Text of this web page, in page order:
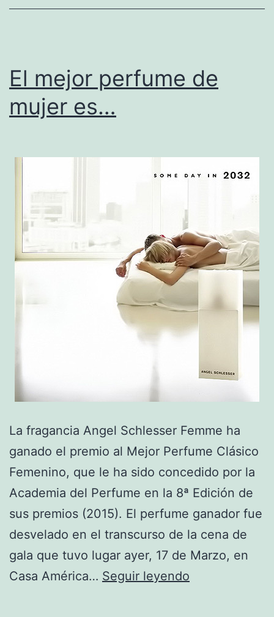
a
las
El mejor perfume de
mujer es…
La fragancia Angel Schlesser Femme ha
ganado el premio al Mejor Perfume Clásico
Femenino, que le ha sido concedido por la
Academia del Perfume en la 8ª Edición de
sus premios (2015). El perfume ganador fue
desvelado en el transcurso de la cena de
gala que tuvo lugar ayer, 17 de Marzo, en
Casa América… Seguir leyendo